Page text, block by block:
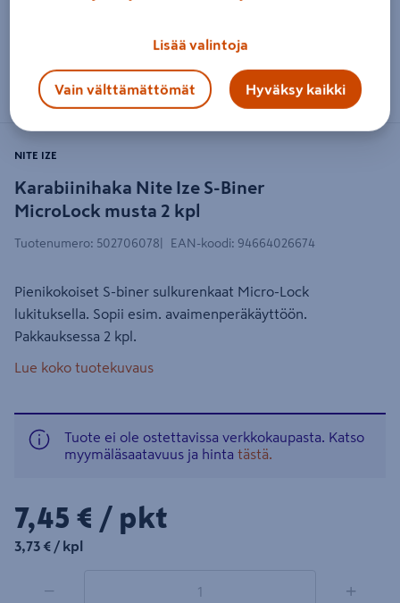
Zoomaa kuvaa sormilla kosketusnäytöllä
Karabiinihaka Nite Ize S-Biner
MicroLock musta 2 kpl
NITE IZE
Tuotenumero: 502706078 EAN-koodi: 94664026674
Pienikokoiset S-biner sulkurenkaat Micro-Lock
lukituksella. Sopii esim. avaimenperäkäyttöön.
Pakkauksessa 2 kpl.
Lue koko tuotekuvaus
Tuote ei ole ostettavissa verkkokaupasta. Katso
myymäläsaatavuus ja hinta tästä.
7,45€/pkt
7,45 € / pkt
3,73€/kpl
3,73 € / kpl
− +
Lisää valintoja
Vain välttämättömät Hyväksy kaikki